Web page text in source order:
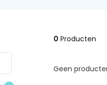
0 Producten
Geen